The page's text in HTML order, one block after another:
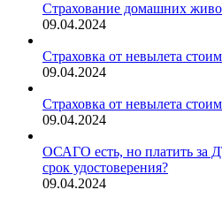
Страхование домашних
09.04.2024
Страховка от невылета
09.04.2024
Страховка от невылета
09.04.2024
ОСАГО есть, но платить за
срок удостоверения?
09.04.2024